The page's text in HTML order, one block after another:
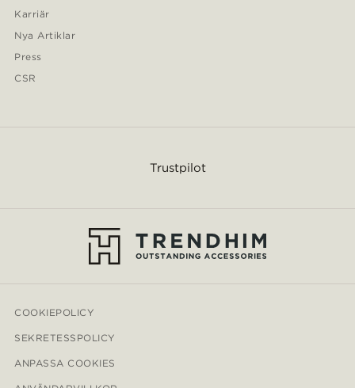
Karriär
Nya Artiklar
Press
CSR
Trustpilot
COOKIEPOLICY
SEKRETESSPOLICY
ANPASSA COOKIES